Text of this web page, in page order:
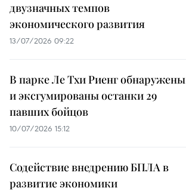
двузначных темпов
экономического развития
13/07/2026 09:22
В парке Ле Тхи Риенг обнаружены
и эксгумированы останки 29
павших бойцов
10/07/2026 15:12
Содействие внедрению БПЛА в
развитие экономики